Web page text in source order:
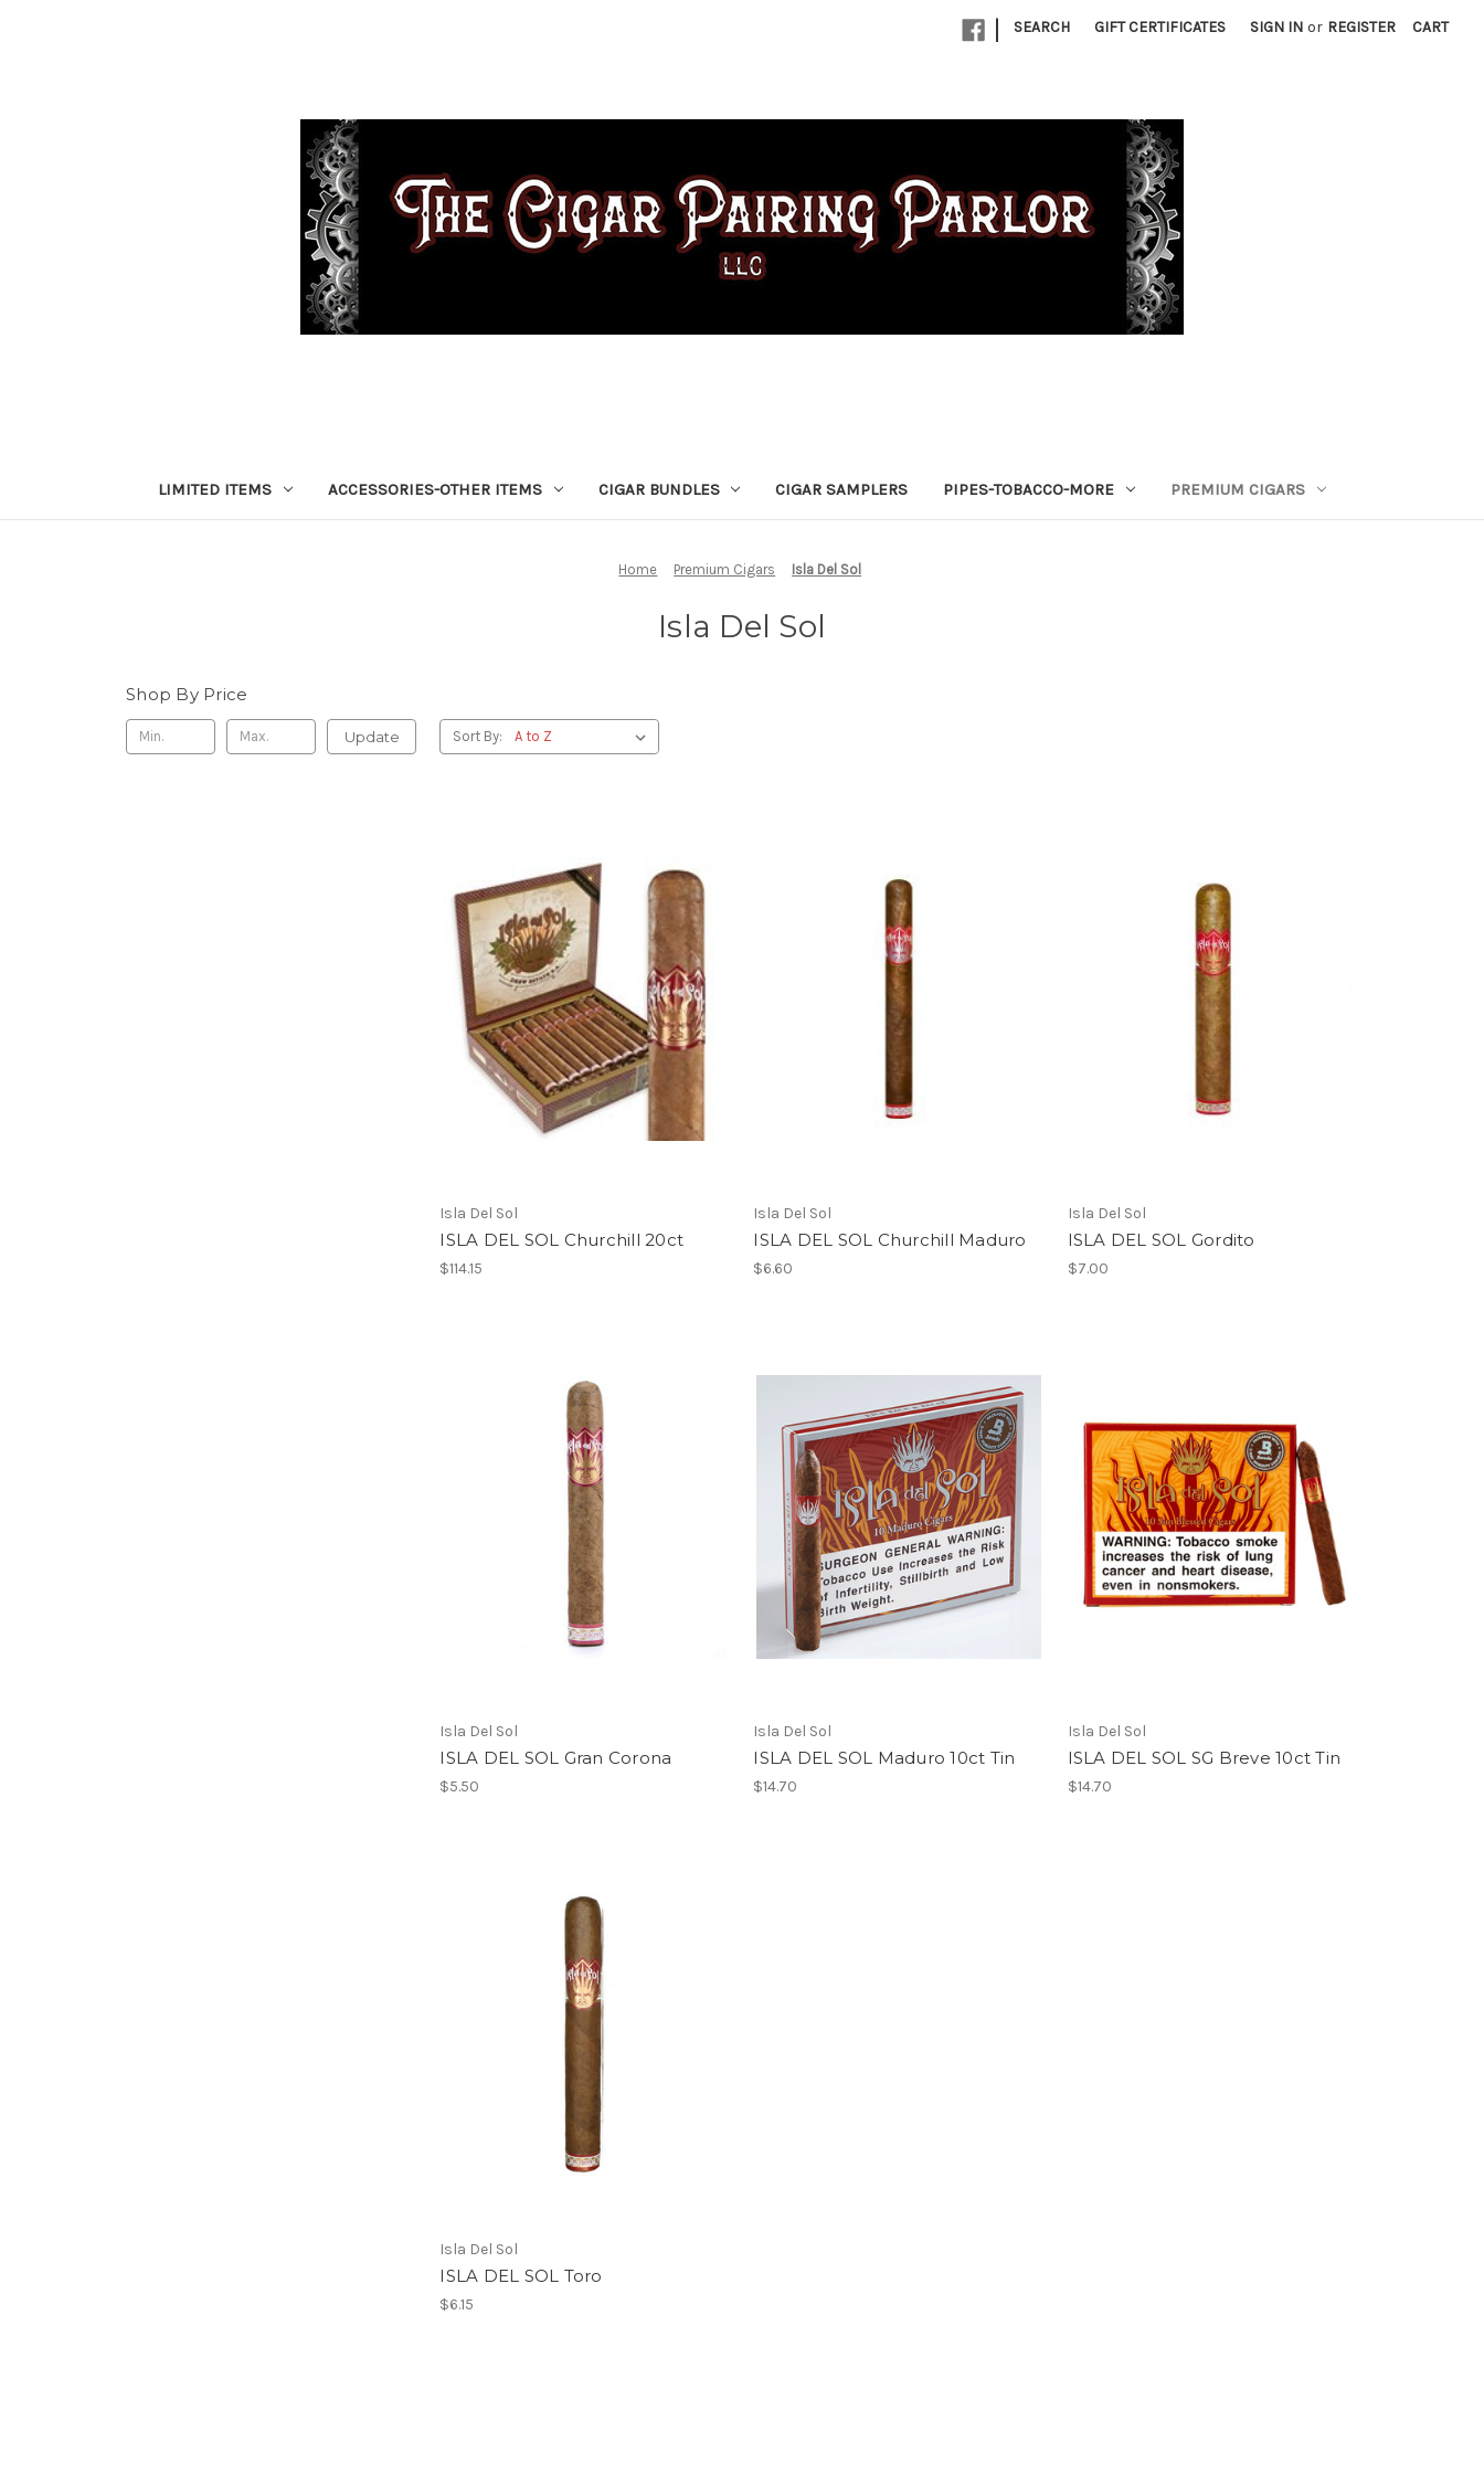
| SEARCH GIFT CERTIFICATES SIGN IN or REGISTER CART
LIMITED ITEMS ACCESSORIES-OTHER ITEMS CIGAR BUNDLES CIGAR SAMPLERS PIPES-TOBACCO-MORE PREMIUM CIGARS
Home Premium Cigars Isla Del Sol
Isla Del Sol
Shop By Price
Update Sort By:
Isla Del Sol
ISLA DEL SOL Churchill 20ct
$114.15
Isla Del Sol
ISLA DEL SOL Churchill Maduro
$6.60
Isla Del Sol
ISLA DEL SOL Gordito
$7.00
Isla Del Sol
ISLA DEL SOL Gran Corona
$5.50
Isla Del Sol
ISLA DEL SOL Maduro 10ct Tin
$14.70
Isla Del Sol
ISLA DEL SOL SG Breve 10ct Tin
$14.70
Isla Del Sol
ISLA DEL SOL Toro
$6.15